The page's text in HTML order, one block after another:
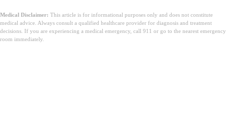
Medical Disclaimer: This article is for informational purposes only and does not constitute
medical advice. Always consult a qualified healthcare provider for diagnosis and treatment
decisions. If you are experiencing a medical emergency, call 911 or go to the nearest emergency
room immediately.